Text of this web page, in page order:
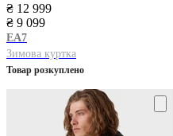
₴ 12 999
₴ 9 099
EA7
Зимова куртка
Товар розкуплено